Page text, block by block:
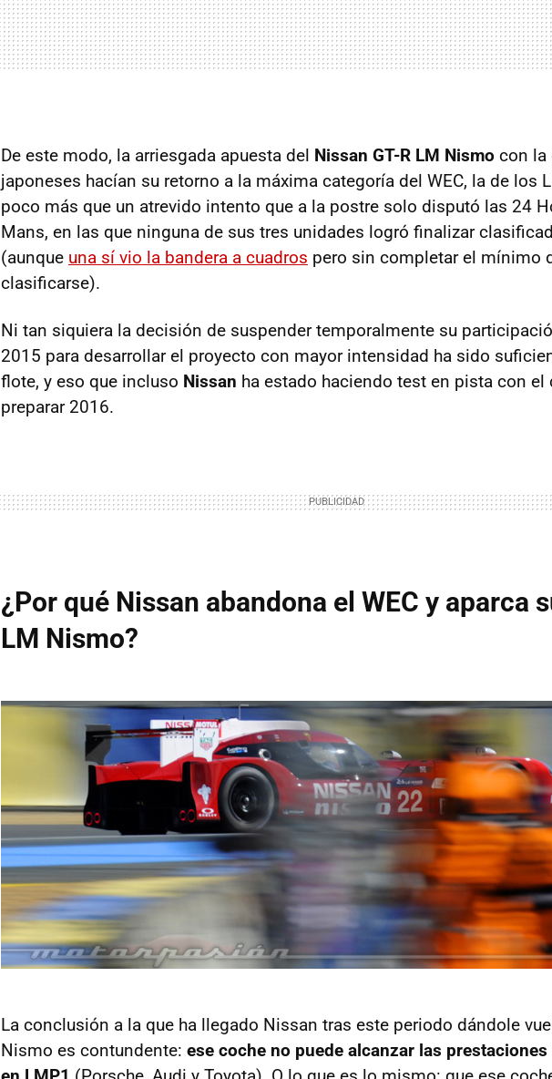
De este modo, la arriesgada apuesta del Nissan GT-R LM Nismo con la
japoneses hacían su retorno a la máxima categoría del WEC, la de los
poco más que un atrevido intento que a la postre solo disputó las 24
Mans, en las que ninguna de sus tres unidades logró finalizar
(aunque una sí vio la bandera a cuadros pero sin completar el mínimo
clasificarse).
Ni tan siquiera la decisión de suspender temporalmente su
2015 para desarrollar el proyecto con mayor intensidad ha sido
flote, y eso que incluso Nissan ha estado haciendo test en pista con el
preparar 2016.
¿Por qué Nissan abandona el WEC y aparca
LM Nismo?
La conclusión a la que ha llegado Nissan tras este periodo dándole
Nismo es contundente: ese coche no puede alcanzar las